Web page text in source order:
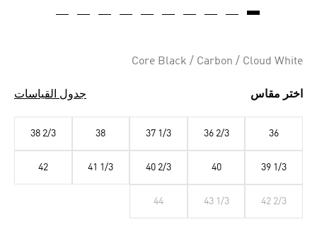
Core Black / Carbon / Cloud White
اختر مقاس جدول القياسات
36
36 2/3
37 1/3
38
38 2/3
39 1/3
40
40 2/3
41 1/3
42
42 2/3
43 1/3
44